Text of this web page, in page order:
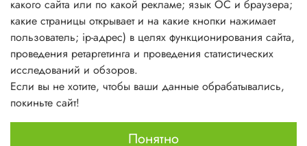
О магазине
Информация
Личный кабинет
какого сайта или по какой рекламе; язык ОС и браузера;
какие страницы открывает и на какие кнопки нажимает
пользователь; ip-адрес) в целях функционирования сайта,
проведения ретаргетинга и проведения статистических
исследований и обзоров.
Если вы не хотите, чтобы ваши данные обрабатывались,
покиньте сайт!
Понятно